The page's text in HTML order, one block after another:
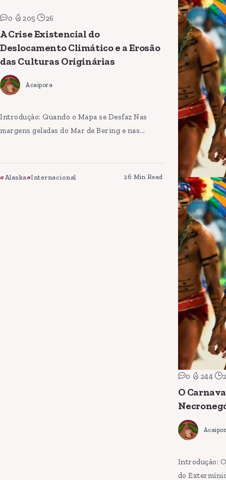
0 205 26
A Crise Existencial do
Deslocamento Climático e a Erosão
das Culturas Originárias
Acaipora
Introdução: Quando o Mapa se Desfaz Nas
margens geladas do Mar de Bering e nas...
Alaska Internacional 26 Min Read
0 244
O
Introdução:
do